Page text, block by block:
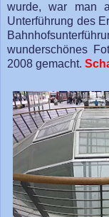
wurde, war man
Unterführung des
wunderschönes
2008 gemacht.